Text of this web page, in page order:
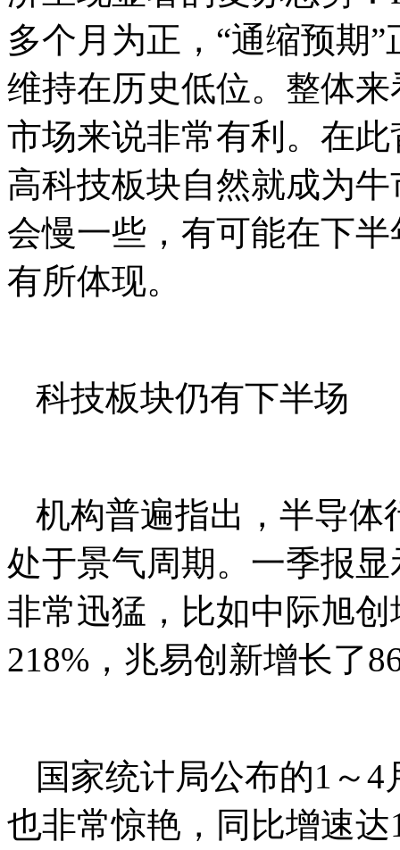
多个月为正，“通缩预期
维持在历史低位。整体
市场来说非常有利。在
高科技板块自然就成为
会慢一些，有可能在下
有所体现。
科技板块仍有下半场
机构普遍指出，半导体
处于景气周期。一季报
非常迅猛，比如中际旭
218%，兆易创新增长了
国家统计局公布的1～
也非常惊艳，同比增速